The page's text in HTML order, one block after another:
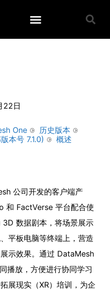
22日
One
历史版本
本号 7.1.0)
概述
公司开发的客户端产
和 FactVerse 平台配合使
3D 数据剧本，将场景展示
平板电脑等终端上，营造
示效果。通过 DataMesh
播放，方便进行协同学习
展现实（XR）培训，为企